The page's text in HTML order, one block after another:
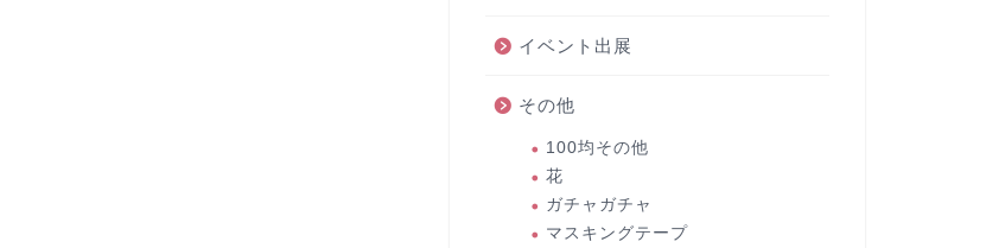
イベント出展
その他
100均その他
花
ガチャガチャ
マスキングテープ